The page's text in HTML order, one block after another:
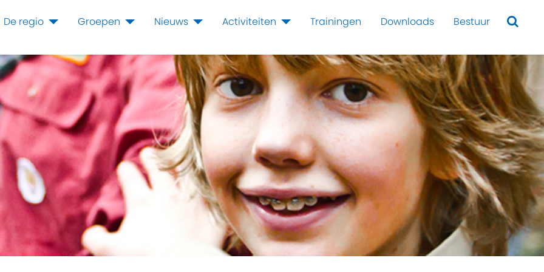
De regio Groepen Nieuws Activiteiten Trainingen Downloads Bestuur